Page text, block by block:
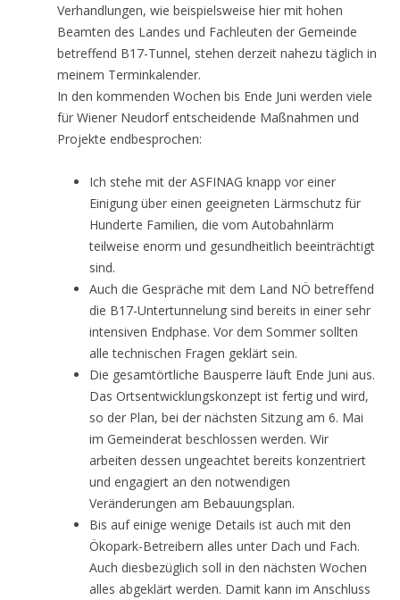
Verhandlungen, wie beispielsweise hier mit hohen
Beamten des Landes und Fachleuten der Gemeinde
betreffend B17-Tunnel, stehen derzeit nahezu täglich in
meinem Terminkalender.
In den kommenden Wochen bis Ende Juni werden viele
für Wiener Neudorf entscheidende Maßnahmen und
Projekte endbesprochen:
Ich stehe mit der ASFINAG knapp vor einer
Einigung über einen geeigneten Lärmschutz für
Hunderte Familien, die vom Autobahnlärm
teilweise enorm und gesundheitlich beeinträchtigt
sind.
Auch die Gespräche mit dem Land NÖ betreffend
die B17-Untertunnelung sind bereits in einer sehr
intensiven Endphase. Vor dem Sommer sollten
alle technischen Fragen geklärt sein.
Die gesamtörtliche Bausperre läuft Ende Juni aus.
Das Ortsentwicklungskonzept ist fertig und wird,
so der Plan, bei der nächsten Sitzung am 6. Mai
im Gemeinderat beschlossen werden. Wir
arbeiten dessen ungeachtet bereits konzentriert
und engagiert an den notwendigen
Veränderungen am Bebauungsplan.
Bis auf einige wenige Details ist auch mit den
Ökopark-Betreibern alles unter Dach und Fach.
Auch diesbezüglich soll in den nächsten Wochen
alles abgeklärt werden. Damit kann im Anschluss